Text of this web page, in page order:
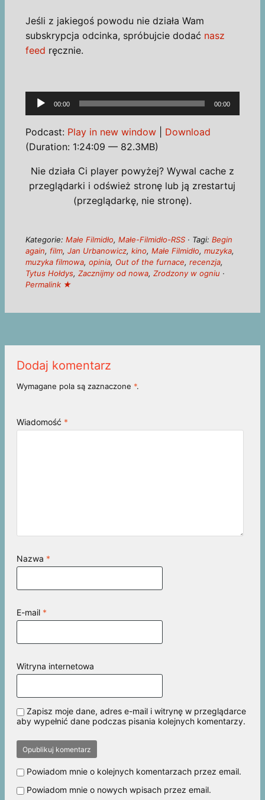
Jeśli z jakiegoś powodu nie działa Wam
subskrypcja odcinka, spróbujcie dodać nasz
feed ręcznie.
Odtwarzacz
plików
dźwiękowych
00:00 00:00
Podcast: Play in new window| Download
(Duration: 1:24:09 — 82.3MB)
Nie działa Ci player powyżej? Wywal cache z
przeglądarki i odśwież stronę lub ją zrestartuj
(przeglądarkę, nie stronę).
Kategorie: Małe Filmidło, Małe-Filmidło-RSS· Tagi: Begin
again, film, Jan Urbanowicz, kino, Małe Filmidło, muzyka,
muzyka filmowa, opinia, Out of the furnace, recenzja,
Tytus Hołdys, Zacznijmy od nowa, Zrodzony w ogniu ·
Permalink ★
Dodaj komentarz
Wymagane pola są zaznaczone *.
Wiadomość *
Nazwa *
E-mail *
Witryna internetowa
Zapisz moje dane, adres e-mail i witrynę w przeglądarce
aby wypełnić dane podczas pisania kolejnych komentarzy.
Powiadom mnie o kolejnych komentarzach przez email.
Powiadom mnie o nowych wpisach przez email.